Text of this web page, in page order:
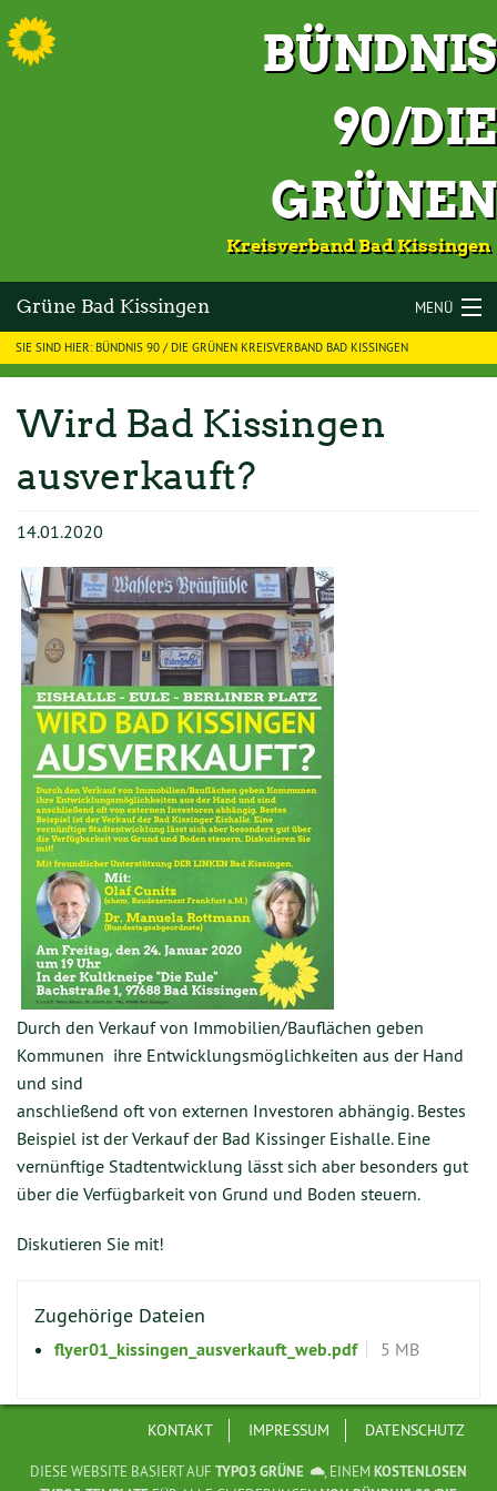
S
BÜNDNIS
90/DIE
GRÜNEN
Kreisverband Bad Kissingen
Grüne Bad Kissingen MENÜ
LANDKREIS BAD KISSINGEN
VOR ORT
GESCHICHTE
KONTAKT
SIE SIND HIER: BÜNDNIS 90 / DIE GRÜNEN KREISVERBAND BAD KISSINGEN
Wird Bad Kissingen
ausverkauft?
14.01.2020
Durch den Verkauf von Immobilien/Bauflächen geben
Kommunen ihre Entwicklungsmöglichkeiten aus der Hand
und sind
anschließend oft von externen Investoren abhängig. Bestes
Beispiel ist der Verkauf der Bad Kissinger Eishalle. Eine
vernünftige Stadtentwicklung lässt sich aber besonders gut
über die Verfügbarkeit von Grund und Boden steuern.
Diskutieren Sie mit!
Zugehörige Dateien
flyer01_kissingen_ausverkauft_web.pdf 5 MB
KONTAKT IMPRESSUM DATENSCHUTZ
DIESE WEBSITE BASIERT AUFTYPO3 GRÜNE , EINEMKOSTENLOSEN